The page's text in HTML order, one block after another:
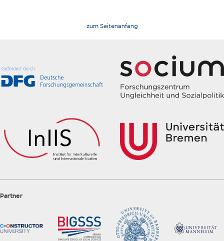
zum Seitenanfang
Partner